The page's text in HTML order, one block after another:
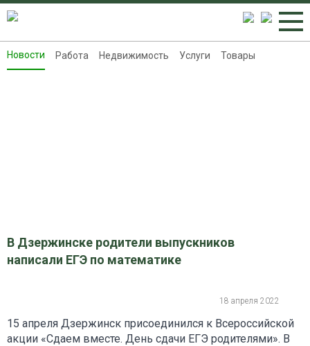
Новости
Новости Работа Недвижимость Услуги Товары
В Дзержинске родители выпускников
написали ЕГЭ по математике
18 апреля 2022
15 апреля Дзержинск присоединился к Всероссийской
акции «Сдаем вместе. День сдачи ЕГЭ родителями». В